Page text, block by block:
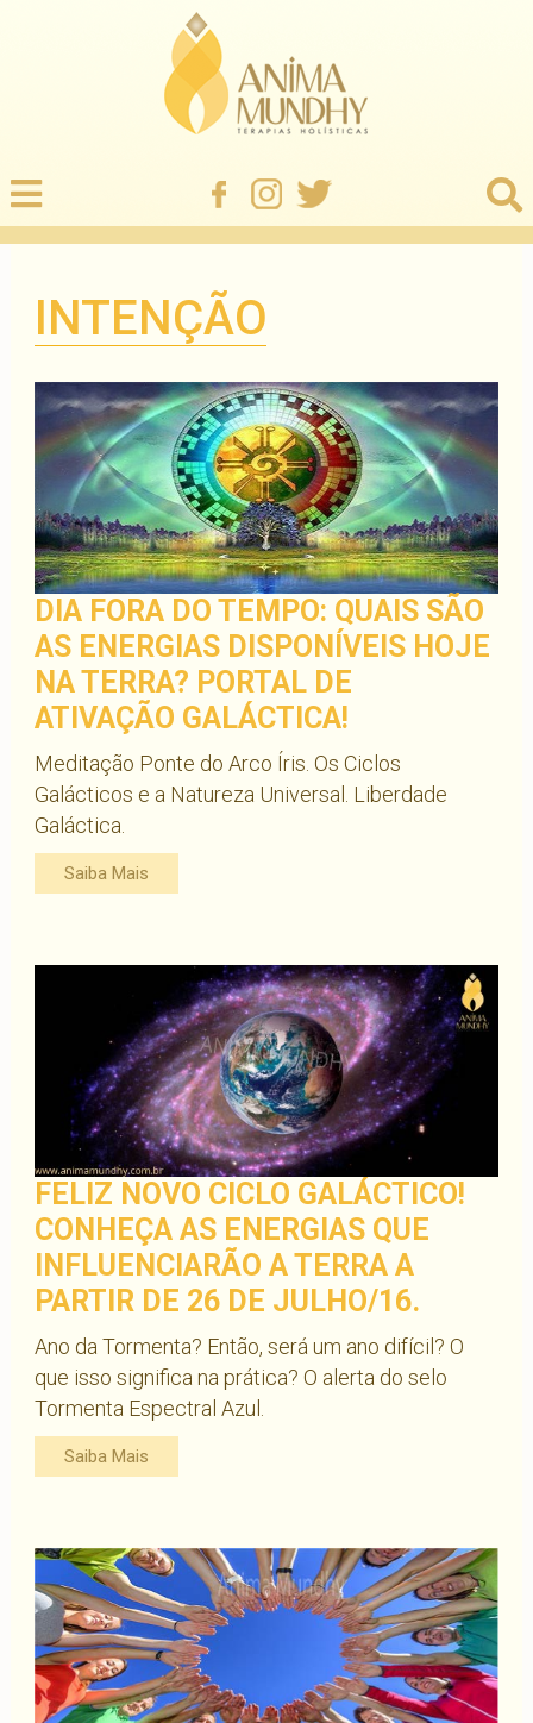
INTENÇÃO
DIA FORA DO TEMPO: QUAIS SÃO
AS ENERGIAS DISPONÍVEIS HOJE
NA TERRA? PORTAL DE
ATIVAÇÃO GALÁCTICA!
Meditação Ponte do Arco Íris. Os Ciclos
Galácticos e a Natureza Universal. Liberdade
Galáctica.
Saiba Mais
FELIZ NOVO CICLO GALÁCTICO!
CONHEÇA AS ENERGIAS QUE
INFLUENCIARÃO A TERRA A
PARTIR DE 26 DE JULHO/16.
Ano da Tormenta? Então, será um ano difícil? O
que isso significa na prática? O alerta do selo
Tormenta Espectral Azul.
Saiba Mais